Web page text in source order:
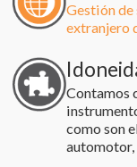
Gestión
extranjero
Contamos
como son
automotor,